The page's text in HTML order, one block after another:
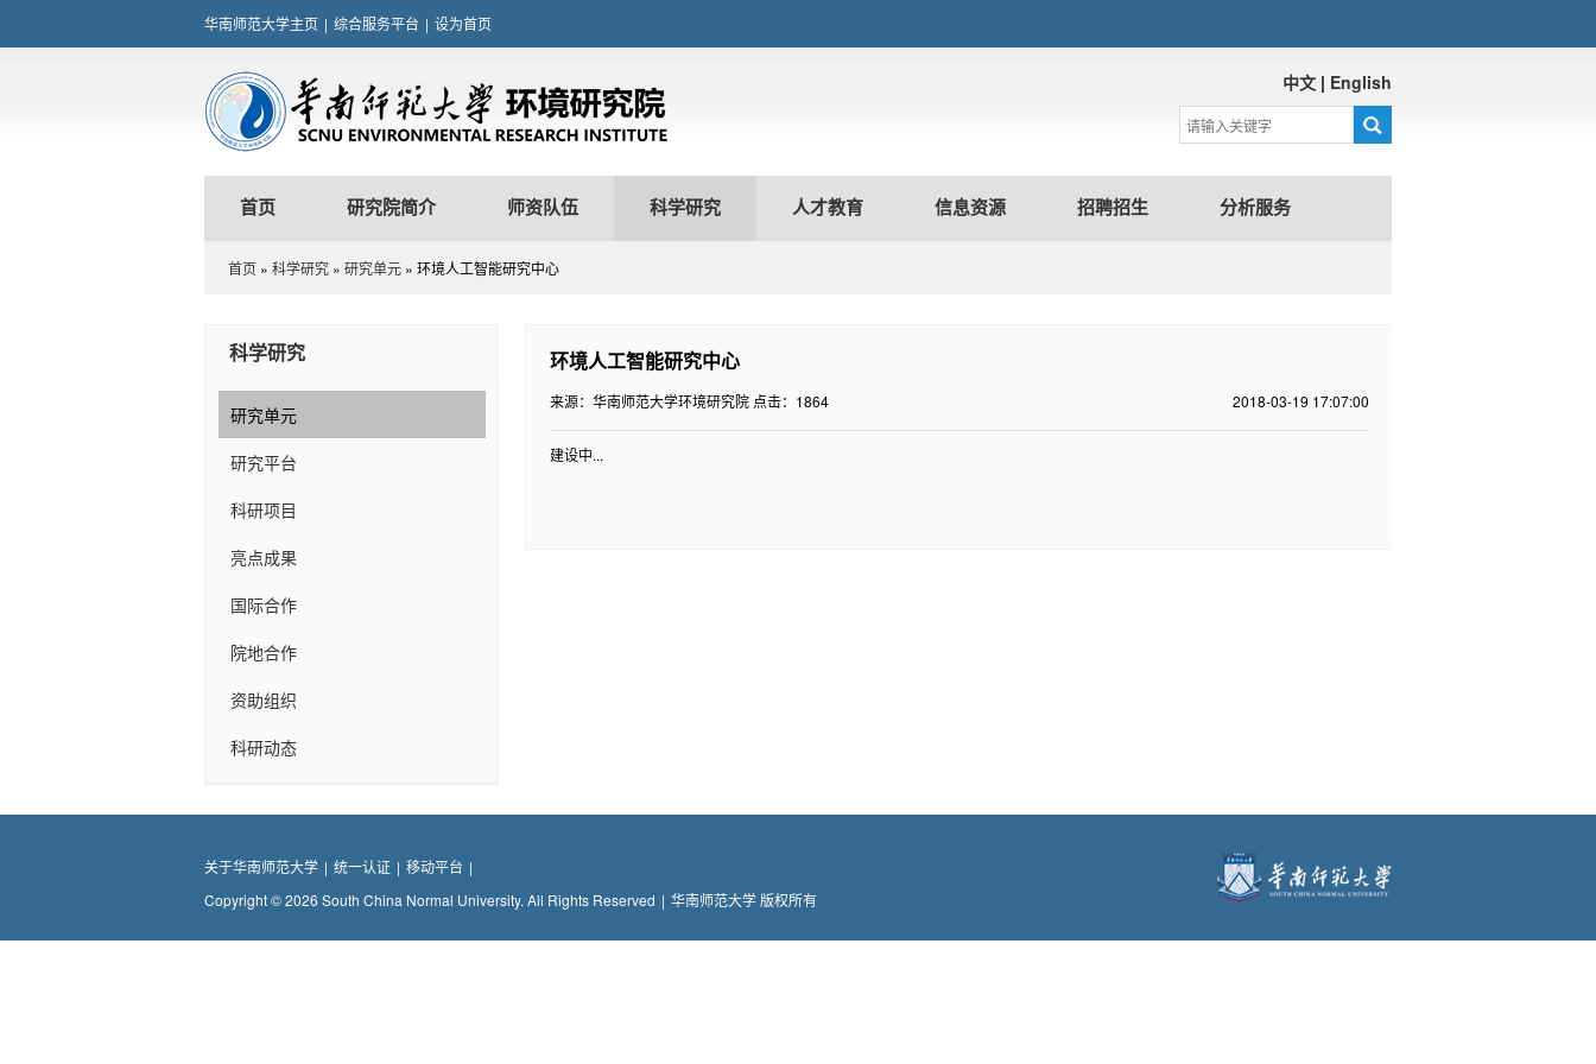
华南师范大学主页 | 综合服务平台 | 设为首页
中文 | English
首页 研究院简介 师资队伍 科学研究 人才教育 信息资源 招聘招生 分析服务
首页 » 科学研究 » 研究单元 » 环境人工智能研究中心
科学研究
研究单元
研究平台
科研项目
亮点成果
国际合作
院地合作
资助组织
科研动态
环境人工智能研究中心
2018-03-19 17:07:00
来源：华南师范大学环境研究院 点击： 1864
建设中...
关于华南师范大学 | 统一认证 | 移动平台 |
Copyright © 2026 South China Normal University. All Rights Reserved | 华南师范大学 版权所有